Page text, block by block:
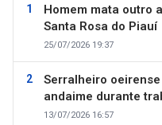
Homem mata outro
Santa Rosa do Piauí
25/07/2026 19:37
Serralheiro
andaime durante
13/07/2026 16:57